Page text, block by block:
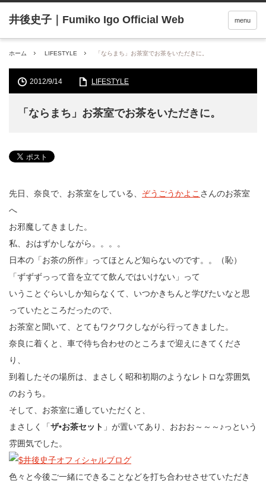
menu
ホーム LIFESTYLE 「ならまち」お茶室でお茶をいただきに。
2012/9/14 LIFESTYLE
「ならまち」お茶室でお茶をいただきに。
先日、奈良で、お茶室をしている、 ぞうごうかよこ さんのお茶室
へ
お邪魔してきました。
私、おはずかしながら。。。。
日本の「お茶の所作」ってほとんど知らないのです。。（恥）
「ずずずっって音を立てて飲んではいけない」って
いうことぐらいしか知らなくて、いつかきちんと学びたいなと思
っていたところだったので、
お茶室と聞いて、とてもワクワクしながら行ってきました。
奈良に着くと、車で待ち合わせのところまで迎えにきてくださ
り、
到着したその場所は、まさしく昭和初期のようなレトロな雰囲気
のおうち。
そして、お茶室に通していただくと、
まさしく「ザ•お茶セット 」が置いてあり、おおお～～～♪っという
雰囲気でした。
色々と今後ご一緒にできることなどを打ち合わせさせていただき